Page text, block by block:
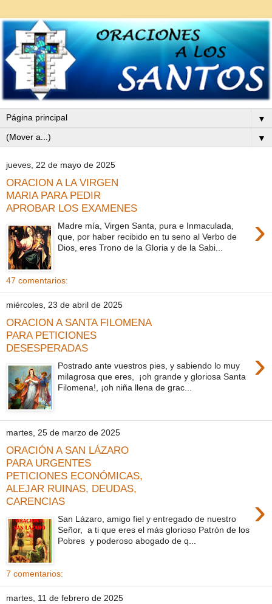
▼
▼
jueves, 22 de mayo de 2025
ORACION A LA VIRGEN
MARIA PARA PEDIR
APROBAR LOS EXAMENES
›
Madre mía, Virgen Santa, pura e Inmaculada,
que, por haber recibido en tu seno al Verbo de
Dios, eres Trono de la Gloria y de la Sabi...
47 comentarios:
miércoles, 23 de abril de 2025
ORACION A SANTA FILOMENA
PARA PETICIONES
DESESPERADAS
›
Postrado ante vuestros pies, y sabiendo lo muy
milagrosa que eres, ¡oh grande y gloriosa Santa
Filomena!, ¡oh niña llena de grac...
martes, 25 de marzo de 2025
ORACIÓN A SAN LÁZARO
PARA URGENTES
PETICIONES ECONÓMICAS,
ALEJAR RUINAS, DEUDAS,
CARENCIAS
›
San Lázaro, amigo fiel y entregado de nuestro
Señor, a ti que eres el más glorioso Patrón de los
Pobres y poderoso abogado de q...
7 comentarios:
martes, 11 de febrero de 2025